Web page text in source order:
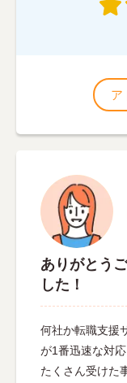
ア
ありがとう
した！
何社か転職支援
が1番迅速な対
たくさん受けた